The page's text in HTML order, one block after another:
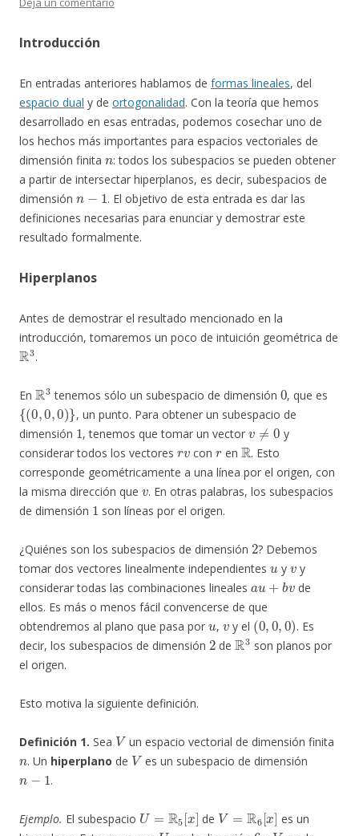
Introducción
En entradas anteriores hablamos de formas lineales, del
espacio dual y de ortogonalidad. Con la teoría que hemos
desarrollado en esas entradas, podemos cosechar uno de
los hechos más importantes para espacios vectoriales de
dimensión finita
n
: todos los subespacios se pueden obtener
a partir de intersectar hiperplanos, es decir, subespacios de
dimensión
n−1
. El objetivo de esta entrada es dar las
definiciones necesarias para enunciar y demostrar este
resultado formalmente.
Hiperplanos
Antes de demostrar el resultado mencionado en la
introducción, tomaremos un poco de intuición geométrica de
R3
.
En
R 3
tenemos sólo un subespacio de dimensión
0
, que es
{(0,0, 0)}
, un punto. Para obtener un subespacio de
dimensión
1
, tenemos que tomar un vector
v≠0
y
considerar todos los vectores
rv
con
r
en
R
. Esto
corresponde geométricamente a una línea por el origen, con
la misma dirección que
v
. En otras palabras, los subespacios
de dimensión
1
son líneas por el origen.
¿Quiénes son los subespacios de dimensión
2
? Debemos
tomar dos vectores linealmente independientes
u
y
v
y
considerar todas las combinaciones lineales
au +bv
de
ellos. Es más o menos fácil convencerse de que
obtendremos al plano que pasa por
u
,
v
y el
(0, 0, 0)
. Es
decir, los subespacios de dimensión
2
de
R3
son planos por
el origen.
Esto motiva la siguiente definición.
Definición 1. Sea
V
un espacio vectorial de dimensión finita
n
. Un hiperplano de
V
es un subespacio de dimensión
n−1
.
Ejemplo. El subespacio
U 5[ x]
de
V= 6[ ]
es un
U 6 V